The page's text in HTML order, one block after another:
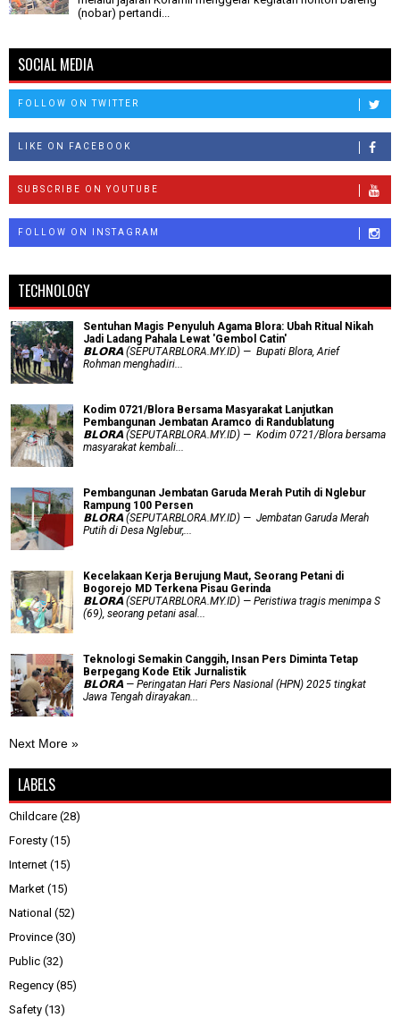
(nobar) pertandi...
SOCIAL MEDIA
FOLLOW ON TWITTER
LIKE ON FACEBOOK
SUBSCRIBE ON YOUTUBE
FOLLOW ON INSTAGRAM
TECHNOLOGY
Sentuhan Magis Penyuluh Agama Blora: Ubah Ritual Nikah
Jadi Ladang Pahala Lewat 'Gembol Catin'
𝗕𝗟𝗢𝗥𝗔 (SEPUTARBLORA.MY.ID) — Bupati Blora, Arief
Rohman menghadiri...
Kodim 0721/Blora Bersama Masyarakat Lanjutkan
Pembangunan Jembatan Aramco di Randublatung
𝗕𝗟𝗢𝗥𝗔 (SEPUTARBLORA.MY.ID) — Kodim 0721/Blora bersama
masyarakat kembali...
Pembangunan Jembatan Garuda Merah Putih di Nglebur
Rampung 100 Persen
𝗕𝗟𝗢𝗥𝗔 (SEPUTARBLORA.MY.ID) — Jembatan Garuda Merah
Putih di Desa Nglebur,...
Kecelakaan Kerja Berujung Maut, Seorang Petani di
Bogorejo MD Terkena Pisau Gerinda
𝗕𝗟𝗢𝗥𝗔 (SEPUTARBLORA.MY.ID) — Peristiwa tragis menimpa S
(69), seorang petani asal...
Teknologi Semakin Canggih, Insan Pers Diminta Tetap
Berpegang Kode Etik Jurnalistik
𝗕𝗟𝗢𝗥𝗔 — Peringatan Hari Pers Nasional (HPN) 2025 tingkat
Jawa Tengah dirayakan...
Next More »
LABELS
Childcare (28)
Foresty (15)
Internet (15)
Market (15)
National (52)
Province (30)
Public (32)
Regency (85)
Safety (13)